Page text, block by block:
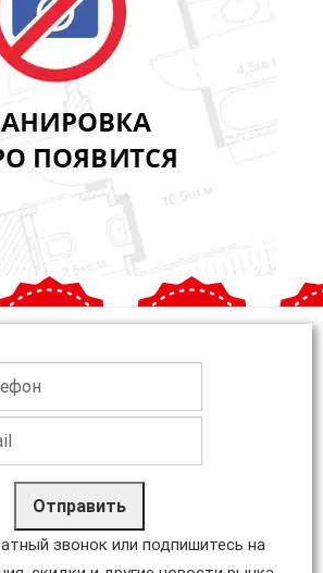
Отправить
звонок или подпишитесь на